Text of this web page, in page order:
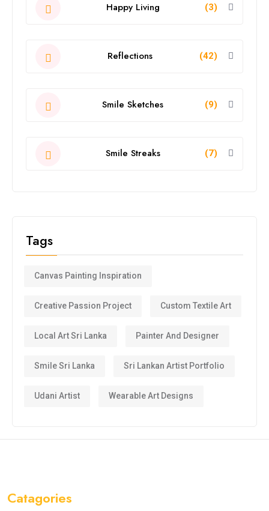
Happy Living (3)
Reflections (42)
Smile Sketches (9)
Smile Streaks (7)
Tags
Canvas Painting Inspiration
Creative Passion Project Custom Textile Art
Local Art Sri Lanka Painter And Designer
Smile Sri Lanka Sri Lankan Artist Portfolio
Udani Artist Wearable Art Designs
Catagories